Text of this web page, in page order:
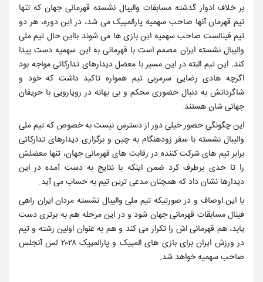
بر خلاف ادوار گذشته مسابقات والیبال نشسته قهرمانی جهان که تنها
تیم قهرمان آنها صاحب سهمیه پارالمپیک می شد، در این دوره، هر دو
تیم فینالست صاحب سهمیه این بازی ها می شوند بااین حال تیم ملی
والیبال نشسته ایران مصمم است با قهرمانی به این سهمیه دست پیدا
کند. این تیم البته در این مسیر با معضل دیدارهای تدارکاتی مواجه بود
اگرچه هادی رضایی سرمربی تیم همواره تاکید داشت که خود و
شاگردانش به دنبال حضوری محکم و بی بهانه در رویارویی با حریفان
جهانی شان هستند.
این چگونگی حضور خیلی دور از دسترس نیست به خصوص که تیم ملی
والیبال نشسته با سفر زودهنگام به چین و برگزاری دیدارهای تدارکاتی
برابر تیم های شرکت کننده در رقابت های قهرمانی جهان، تنها معضلش
را تا حدی برطرف کرد ضمن اینکه با نتایج به دست آمده در این
دیدارها نشان داد که همچنان مدعی ترین تیم به حساب می آید.
با این اوصاف و در صورتیکه تیم ملی والیبال نشسته مردان ایران راهی
فینال مسابقات قهرمانی جهان شود و در این مرحله هم به برتری دست
یابد، هم قهرمانی اش را تکرار می کند و هم به عنوان اولین رشته و تیم
در ورزش ایران برای بازی های المپیک و پارالمپیک ۲۰۲۸ لس آنجلس
صاحب سهمیه خواهد شد.